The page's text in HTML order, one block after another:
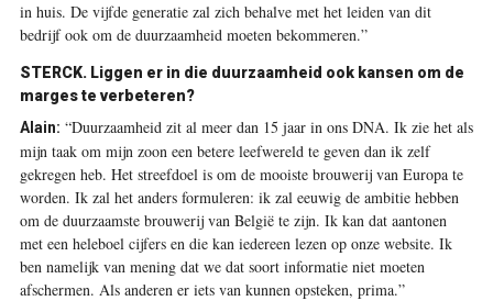
in huis. De vijfde generatie zal zich behalve met het leiden van dit
bedrijf ook om de duurzaamheid moeten bekommeren.”
STERCK. Liggen er in die duurzaamheid ook kansen om de
marges te verbeteren?
Alain: “Duurzaamheid zit al meer dan 15 jaar in ons DNA. Ik zie het als
mijn taak om mijn zoon een betere leefwereld te geven dan ik zelf
gekregen heb. Het streefdoel is om de mooiste brouwerij van Europa te
worden. Ik zal het anders formuleren: ik zal eeuwig de ambitie hebben
om de duurzaamste brouwerij van België te zijn. Ik kan dat aantonen
met een heleboel cijfers en die kan iedereen lezen op onze website. Ik
ben namelijk van mening dat we dat soort informatie niet moeten
afschermen. Als anderen er iets van kunnen opsteken, prima.”